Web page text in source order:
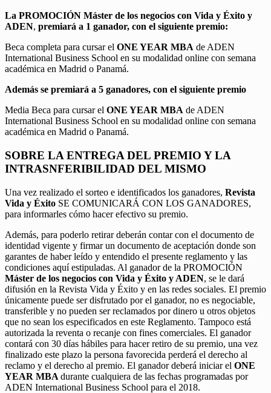
La PROMOCIÓN Máster de los negocios con Vida y Éxito y
ADEN, premiará a 1 ganador, con el siguiente premio:
Beca completa para cursar el ONE YEAR MBA de ADEN
International Business School en su modalidad online con semana
académica en Madrid o Panamá.
Además se premiará a 5 ganadores, con el siguiente premio
Media Beca para cursar el ONE YEAR MBA de ADEN
International Business School en su modalidad online con semana
académica en Madrid o Panamá.
SOBRE LA ENTREGA DEL PREMIO Y LA
INTRASNFERIBILIDAD DEL MISMO
Una vez realizado el sorteo e identificados los ganadores, Revista
Vida y Éxito SE COMUNICARÁ CON LOS GANADORES,
para informarles cómo hacer efectivo su premio.
Además, para poderlo retirar deberán contar con el documento de
identidad vigente y firmar un documento de aceptación donde son
garantes de haber leído y entendido el presente reglamento y las
condiciones aquí estipuladas. Al ganador de la PROMOCIÓN
Máster de los negocios con Vida y Éxito y ADEN, se le dará
difusión en la Revista Vida y Éxito y en las redes sociales. El premio
únicamente puede ser disfrutado por el ganador, no es negociable,
transferible y no pueden ser reclamados por dinero u otros objetos
que no sean los especificados en este Reglamento. Tampoco está
autorizada la reventa o recanje con fines comerciales. El ganador
contará con 30 días hábiles para hacer retiro de su premio, una vez
finalizado este plazo la persona favorecida perderá el derecho al
reclamo y el derecho al premio. El ganador deberá iniciar el ONE
YEAR MBA durante cualquiera de las fechas programadas por
ADEN International Business School para el 2018.